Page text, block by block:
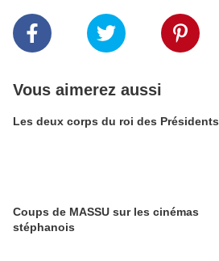
Vous aimerez aussi
Les deux corps du roi des Présidents
Coups de MASSU sur les cinémas
stéphanois